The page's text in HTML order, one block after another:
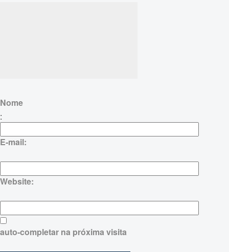
Nome
:
E-mail:
Website:
auto-completar na próxima visita